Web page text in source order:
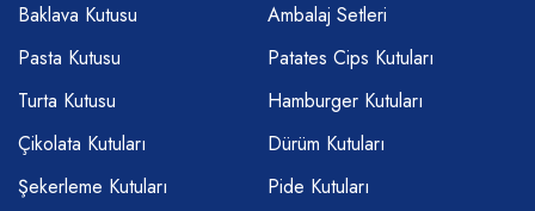
Baklava Kutusu
Pasta Kutusu
Turta Kutusu
Çikolata Kutuları
Şekerleme Kutuları
Ambalaj Setleri
Patates Cips Kutuları
Hamburger Kutuları
Dürüm Kutuları
Pide Kutuları